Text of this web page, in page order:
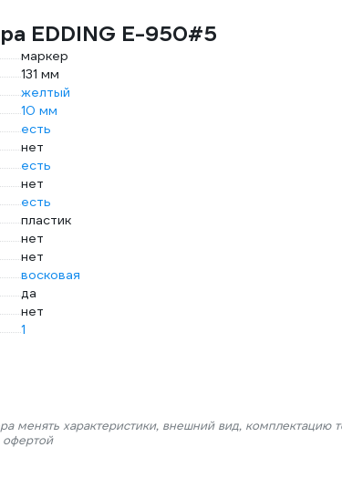
EDDING E-950#5
маркер
131 мм
желтый
10 мм
есть
нет
есть
нет
есть
пластик
нет
нет
восковая
да
нет
1
менять характеристики, внешний вид, комплектацию
офертой